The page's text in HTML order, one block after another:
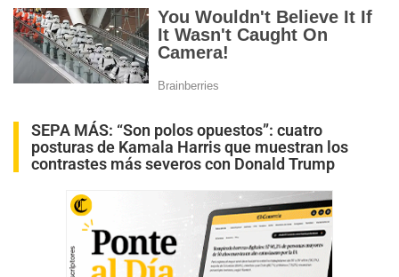
SEPA MÁS: “Son polos opuestos”: cuatro
posturas de Kamala Harris que muestran los
contrastes más severos con Donald Trump